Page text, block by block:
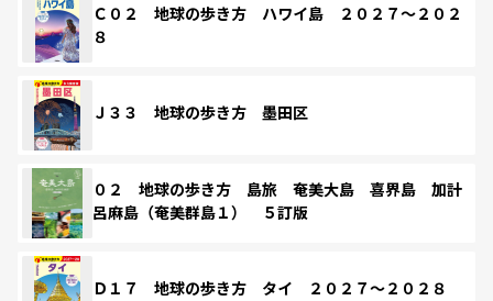
Ｃ０２ 地球の歩き方 ハワイ島 ２０２７～２０２
８
Ｊ３３ 地球の歩き方 墨田区
０２ 地球の歩き方 島旅 奄美大島 喜界島 加計
呂麻島（奄美群島１） ５訂版
Ｄ１７ 地球の歩き方 タイ ２０２７～２０２８